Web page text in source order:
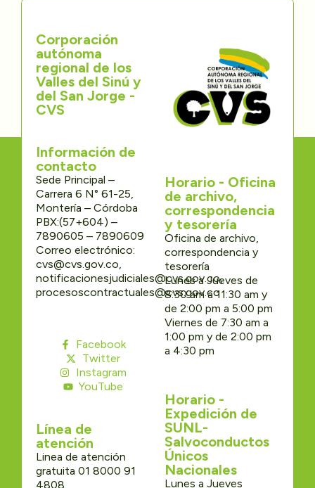
Contáctenos
Corporación
autónoma
regional de los
Valles del Sinú y
del San Jorge -
CVS
Información de
contacto
Sede Principal –
Carrera 6 N° 61-25,
Montería – Córdoba
PBX:(57+604) –
7890605 – 7890609
Correo electrónico:
cvs@cvs.gov.co,
notificacionesjudiciales@cvs.gov.co,
procesoscontractuales@cvs.gov.co
Facebook
Twitter
Instagram
YouTube
Línea de
atención
Linea de atención
gratuita 01 8000 91
4808
Horario - Oficina
de archivo,
correspondencia
y tesorería
Oficina de archivo,
correspondencia y
tesorería
Lunes a Jueves de
8:30 am a 11:30 am y
de 2:00 pm a 5:00 pm
Viernes de 7:30 am a
1:00 pm y de 2:00 pm
a 4:30 pm
Horario -
Expedición de
SUNL-
Salvoconductos
Únicos
Nacionales
Lunes a Jueves